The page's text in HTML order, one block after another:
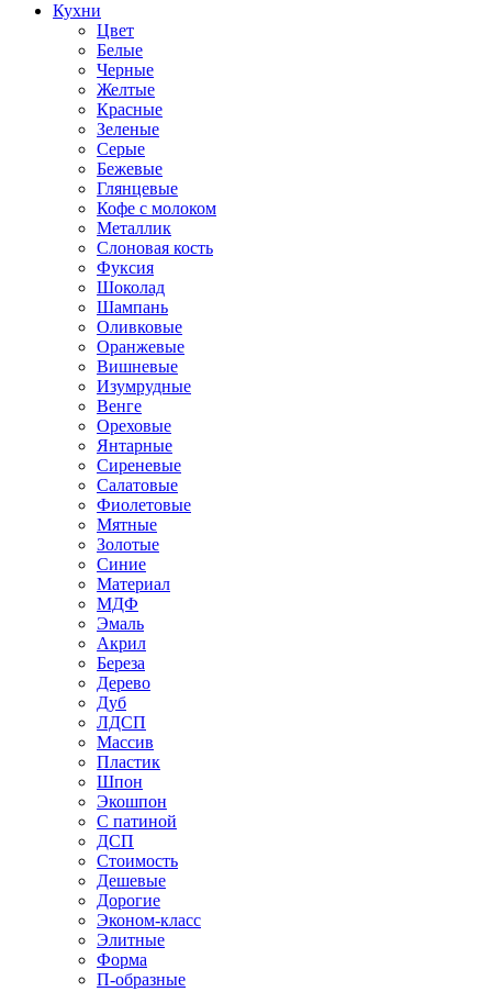
Кухни
Цвет
Белые
Черные
Желтые
Красные
Зеленые
Серые
Бежевые
Глянцевые
Кофе с молоком
Металлик
Слоновая кость
Фуксия
Шоколад
Шампань
Оливковые
Оранжевые
Вишневые
Изумрудные
Венге
Ореховые
Янтарные
Сиреневые
Салатовые
Фиолетовые
Мятные
Золотые
Синие
Материал
МДФ
Эмаль
Акрил
Береза
Дерево
Дуб
ЛДСП
Массив
Пластик
Шпон
Экошпон
С патиной
ДСП
Стоимость
Дешевые
Дорогие
Эконом-класс
Элитные
Форма
П-образные